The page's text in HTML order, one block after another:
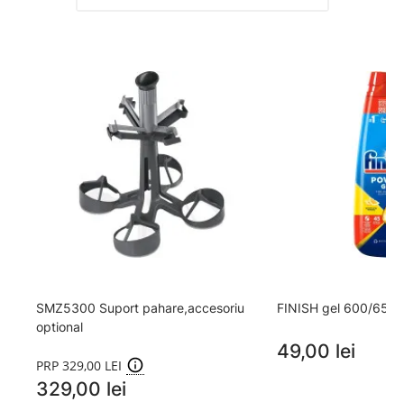
SMZ5300 Suport pahare,accesoriu
optional
PRP 329,00 LEI
329,00 lei
FINISH gel 600/650
49,00 lei